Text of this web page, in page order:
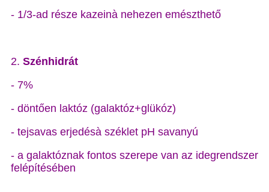
- 1/3-ad része kazeinà nehezen emészthető
2. Szénhidrát
- 7%
- döntően laktóz (galaktóz+glükóz)
- tejsavas erjedésà széklet pH savanyú
- a galaktóznak fontos szerepe van az idegrendszer
felépítésében